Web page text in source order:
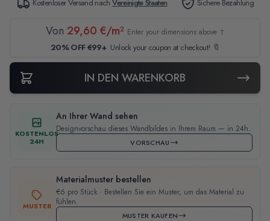
Kostenloser Versand nachVereinigte Staaten Sichere Bezahlung
Von 29,60 €/m² Enter your dimensions above ↑
20% OFF €99+ Unlock your coupon at checkout! 🔖
IN DEN WARENKORB
KOSTENLOS
24H
An Ihrer Wand sehen
Designvorschau dieses Wandbildes in Ihrem Raum — in 24h.
VORSCHAU
MUSTER
Materialmuster bestellen
€6 pro Stück · Bestellen Sie ein Muster, um das Material zu
fühlen.
MUSTER KAUFEN